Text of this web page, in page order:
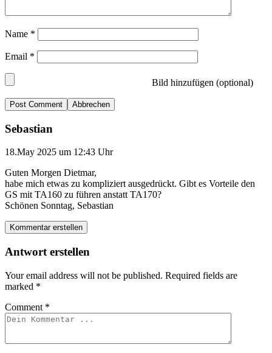
Name *
Email *
Bild hinzufügen (optional)
Abbrechen
Sebastian
18.May 2025 um 12:43 Uhr
Guten Morgen Dietmar,
habe mich etwas zu kompliziert ausgedrückt. Gibt es Vorteile den
GS mit TA160 zu führen anstatt TA170?
Schönen Sonntag, Sebastian
Kommentar erstellen
Antwort erstellen
Your email address will not be published. Required fields are
marked *
Comment *